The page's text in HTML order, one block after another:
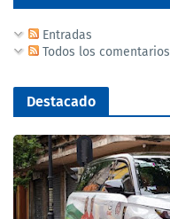
Entradas
Todos los comentarios
Destacado